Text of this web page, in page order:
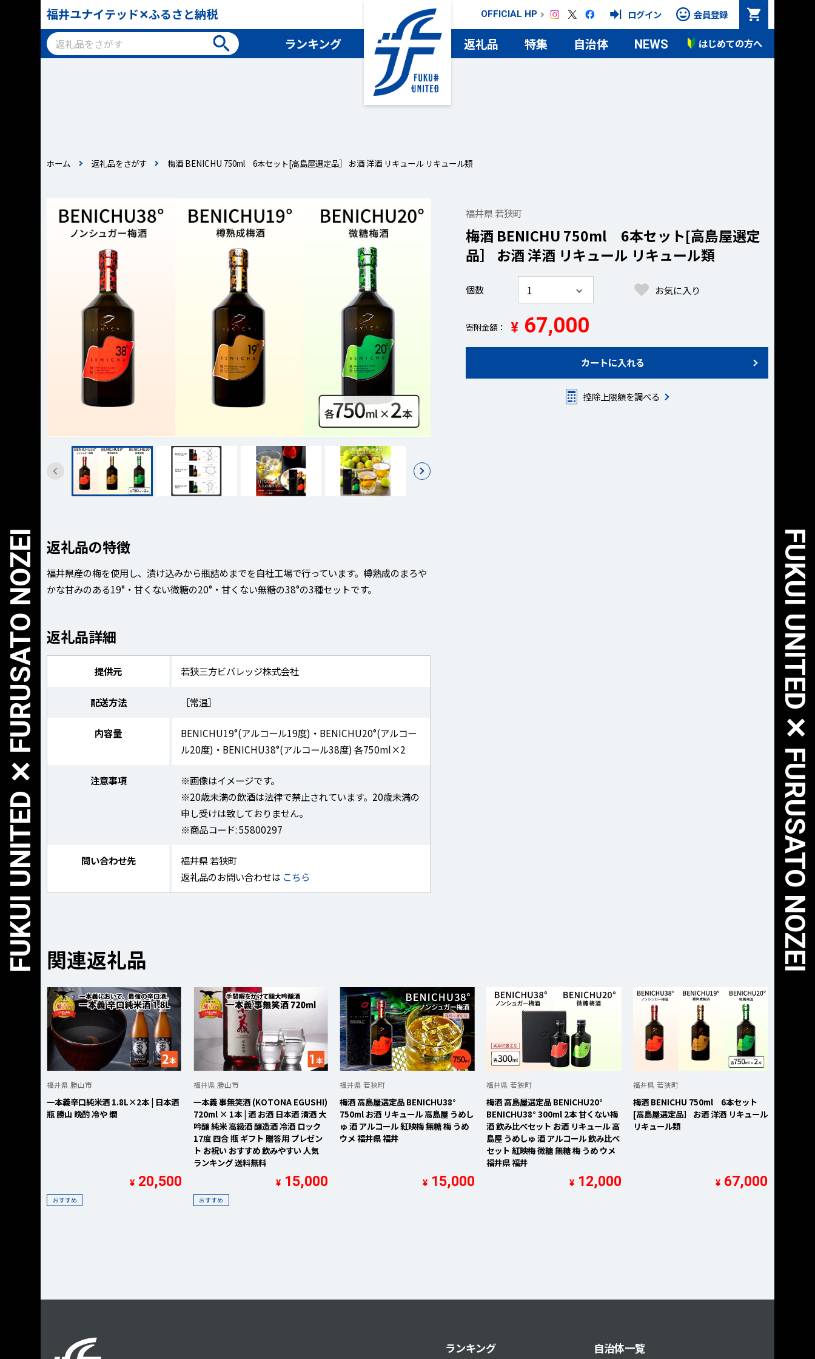
福井ユナイテッド✕ふるさと納税 OFFICIAL HP ログイン 会員登録
検索
ランキング 返礼品 特集 自治体 NEWS はじめての方へ
FUKUI UNITED ✕ FURUSATO NOZEI FUKUI UNITED ✕ FURUSATO NOZEI
ホーム 返礼品をさがす 梅酒 BENICHU 750ml 6本セット[高島屋選定品］ お酒 洋酒 リキュール リキュール類
福井県 若狭町
梅酒 BENICHU 750ml 6本セット[高島屋選定
品］ お酒 洋酒 リキュール リキュール類
個数 お気に入り
寄附金額 ¥67,000
カートに入れる
控除上限額を調べる
返礼品の特徴
福井県産の梅を使用し、漬け込みから瓶詰めまでを自社工場で行っています。樽熟成のまろや
かな甘みのある19°・甘くない微糖の20°・甘くない無糖の38°の3種セットです。
返礼品詳細
提供元 若狭三方ビバレッジ株式会社
配送方法 ［常温］
内容量
BENICHU19°(アルコール19度)・BENICHU20°(アルコー
ル20度)・BENICHU38°(アルコール38度) 各750ml×2
注意事項
※画像はイメージです。
※20歳未満の飲酒は法律で禁止されています。20歳未満の
申し受けは致しておりません。
※商品コード: 55800297
問い合わせ先
福井県 若狭町
返礼品のお問い合わせは こちら
関連返礼品
福井県 勝山市
一本義辛口純米酒 1.8L×2本 | 日本酒
瓶 勝山 晩酌 冷や 燗
¥20,500
おすすめ
福井県 勝山市
一本義 事無笑酒 (KOTONA EGUSHI)
720ml × 1本 | 酒 お酒 日本酒 清酒 大
吟醸 純米 高級酒 醸造酒 冷酒 ロック
17度 四合 瓶 ギフト 贈答用 プレゼン
ト お祝い おすすめ 飲みやすい 人気
ランキング 送料無料
¥ 15,000
おすすめ
福井県 若狭町
梅酒 高島屋選定品 BENICHU38°
750ml お酒 リキュール 高島屋 うめし
ゅ 酒 アルコール 紅映梅 無糖 梅 うめ
ウメ 福井県 福井
¥15,000
福井県 若狭町
梅酒 高島屋選定品 BENICHU20°
BENICHU38° 300ml 2本 甘くない梅
酒 飲み比べセット お酒 リキュール 高
島屋 うめしゅ 酒 アルコール 飲み比べ
セット 紅映梅 微糖 無糖 梅 うめ ウメ
福井県 福井
¥12,000
福井県 若狭町
梅酒 BENICHU 750ml 6本セット
[高島屋選定品］ お酒 洋酒 リキュール
リキュール類
¥ 67,000
ランキング 自治体一覧